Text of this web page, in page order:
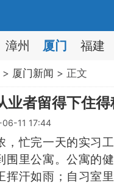
漳州 厦门 福建
> 厦门新闻 > 正文
业者留得下住得
11 17:44
忙完一天的实习工
围里公寓。公寓的
挥汗如雨；自习室